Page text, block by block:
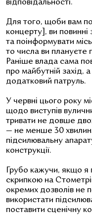
відповідальності.
Для того, щоби вам
концерту], ви повинні
та поінформувати
то числа ви плануєте
Раніше влада сама
про майбутній захід,
додатковий патруль.
У червні цього року
щодо виступів
тривати не довше
— не менше 30
підсилювальну
конструкції.
Грубо кажучи, якщо я
скрипкою на
окремих дозволів не
використати
поставити сценічну